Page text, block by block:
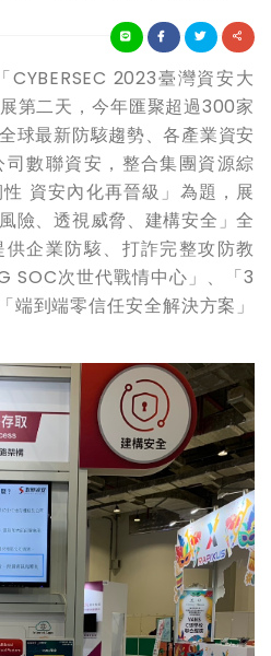
2023臺灣資安大
第二天，今年匯聚超過300家
球最新防駭趨勢、各產業資安
數聯資安，整合集團資源綜
資安內化再晉級」為題，展
險、透視威脅、建構安全」全
企業防駭、打詐完整攻防教
SOC次世代戰情中心」、「3
端到端零信任安全解決方案」